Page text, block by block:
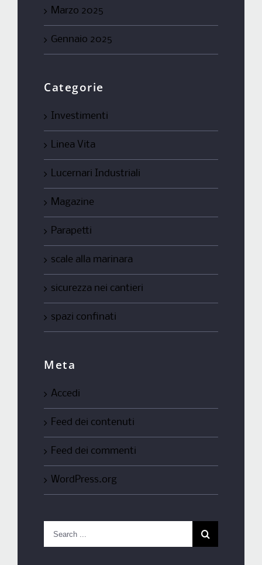
Marzo 2025
Gennaio 2025
Categorie
Investimenti
Linea Vita
Lucernari Industriali
Magazine
Parapetti
scale alla marinara
sicurezza nei cantieri
spazi confinati
Meta
Accedi
Feed dei contenuti
Feed dei commenti
WordPress.org
Search
for: